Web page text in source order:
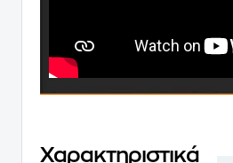
Χαρακτηριστικά